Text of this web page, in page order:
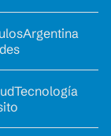
Argentina
Tecnología